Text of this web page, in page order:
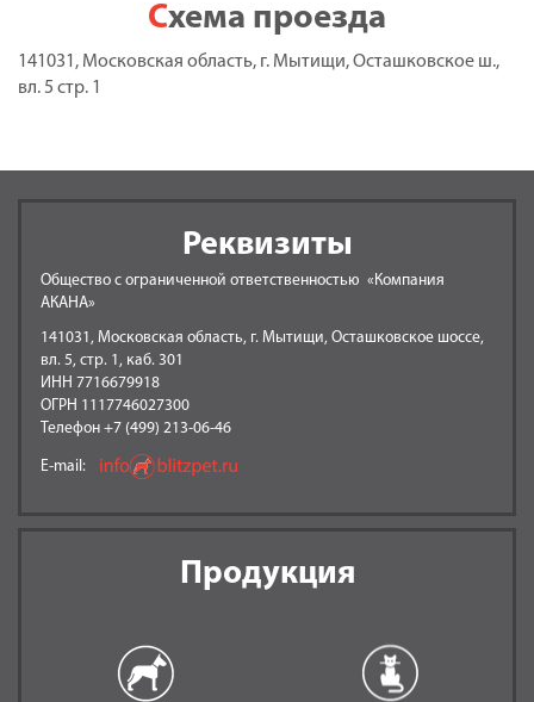
Схема проезда
141031, Московская область, г. Мытищи, Осташковское ш.,
вл. 5 стр. 1
Реквизиты
Общество с ограниченной ответственностью «Компания
АКАНА»
141031, Московская область, г. Мытищи, Осташковское шоссе,
вл. 5, стр. 1, каб. 301
ИНН 7716679918
ОГРН 1117746027300
Телефон +7 (499) 213-06-46
E-mail:
Продукция